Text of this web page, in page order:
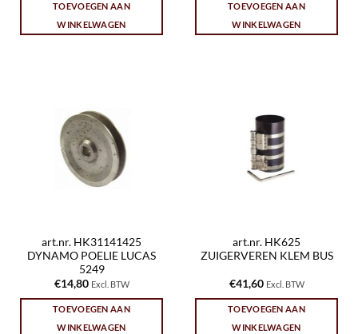
TOEVOEGEN AAN
WINKELWAGEN
TOEVOEGEN AAN
WINKELWAGEN
art.nr. HK31141425
DYNAMO POELIE LUCAS
5249
€14,80 Excl. BTW
TOEVOEGEN AAN
WINKELWAGEN
art.nr. HK625
ZUIGERVEREN KLEM BUS
€41,60 Excl. BTW
TOEVOEGEN AAN
WINKELWAGEN